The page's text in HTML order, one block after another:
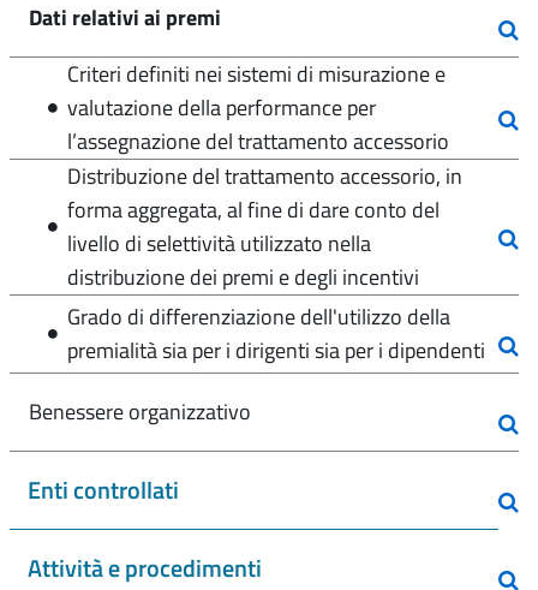
Dati relativi ai premi
Criteri definiti nei sistemi di misurazione e
valutazione della performance per
l’assegnazione del trattamento accessorio
Distribuzione del trattamento accessorio, in
forma aggregata, al fine di dare conto del
livello di selettività utilizzato nella
distribuzione dei premi e degli incentivi
Grado di differenziazione dell'utilizzo della
premialità sia per i dirigenti sia per i dipendenti
Benessere organizzativo
Enti controllati
Attività e procedimenti